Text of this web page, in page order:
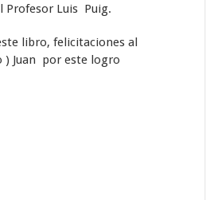
Profesor Luis Puig.
libro, felicitaciones al
) Juan por este logro